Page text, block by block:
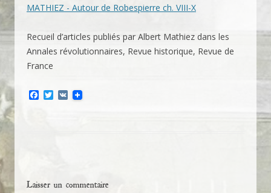
MATHIEZ - Autour de Robespierre ch. VIII-X
Recueil d’articles publiés par Albert Mathiez dans les
Annales révolutionnaires, Revue historique, Revue de
France
T V
Laisser un commentaire